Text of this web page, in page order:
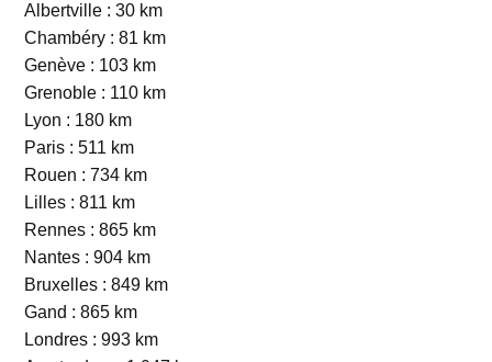
Albertville : 30 km
Chambéry : 81 km
Genève : 103 km
Grenoble : 110 km
Lyon : 180 km
Paris : 511 km
Rouen : 734 km
Lilles : 811 km
Rennes : 865 km
Nantes : 904 km
Bruxelles : 849 km
Gand : 865 km
Londres : 993 km